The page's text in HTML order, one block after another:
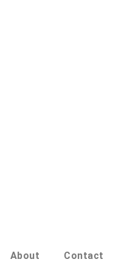
About Contact